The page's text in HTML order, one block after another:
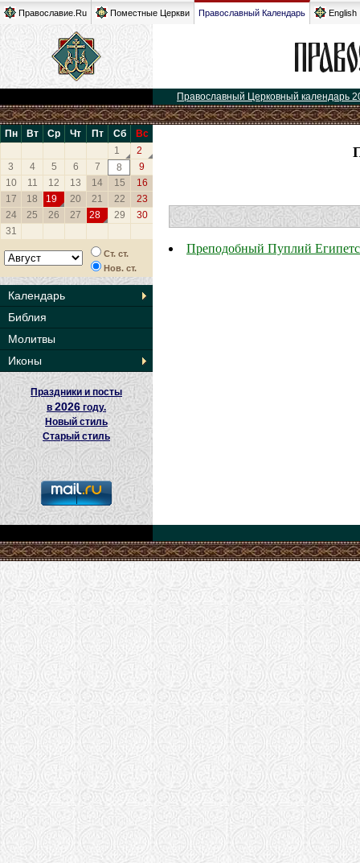
Православие.Ru Поместные Церкви Православный Календарь English
Православный Церковный календарь
Пн Вт Ср Чт Пт Сб
Вс
1
2
3
4 5 6 7 8
9
10
11 12 13 14 15
16
17
18 19 20 21 22
23
24
25 26 27 28 29
30
31
Ст. ст.
Нов. ст.
Календарь
Библия
Молитвы
Иконы
Праздники и посты
в2026 году.
Новый стиль
Старый стиль
Преподобный Пуплий